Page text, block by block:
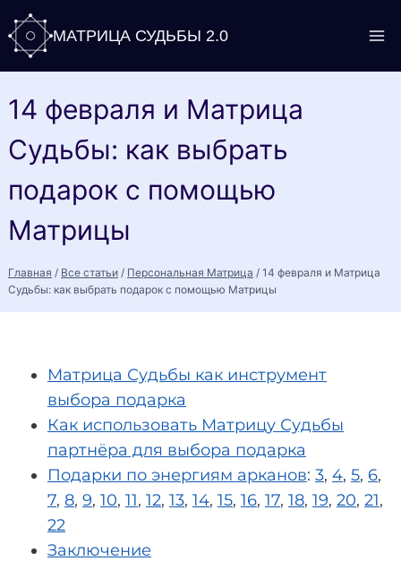
Перейти
содержимому
МАТРИЦА СУДЬБЫ 2.0
14 февраля и Матрица
Судьбы: как выбрать
подарок с помощью
Матрицы
Главная / Все статьи / Персональная Матрица / 14 февраля и Матрица
Судьбы: как выбрать подарок с помощью Матрицы
Матрица Судьбы как инструмент
выбора подарка
Как использовать Матрицу Судьбы
партнёра для выбора подарка
Подарки по энергиям арканов: 3, 4, 5, 6,
7, 8, 9, 10, 11, 12, 13, 14, 15, 16, 17, 18, 19, 20, 21,
22
Заключение